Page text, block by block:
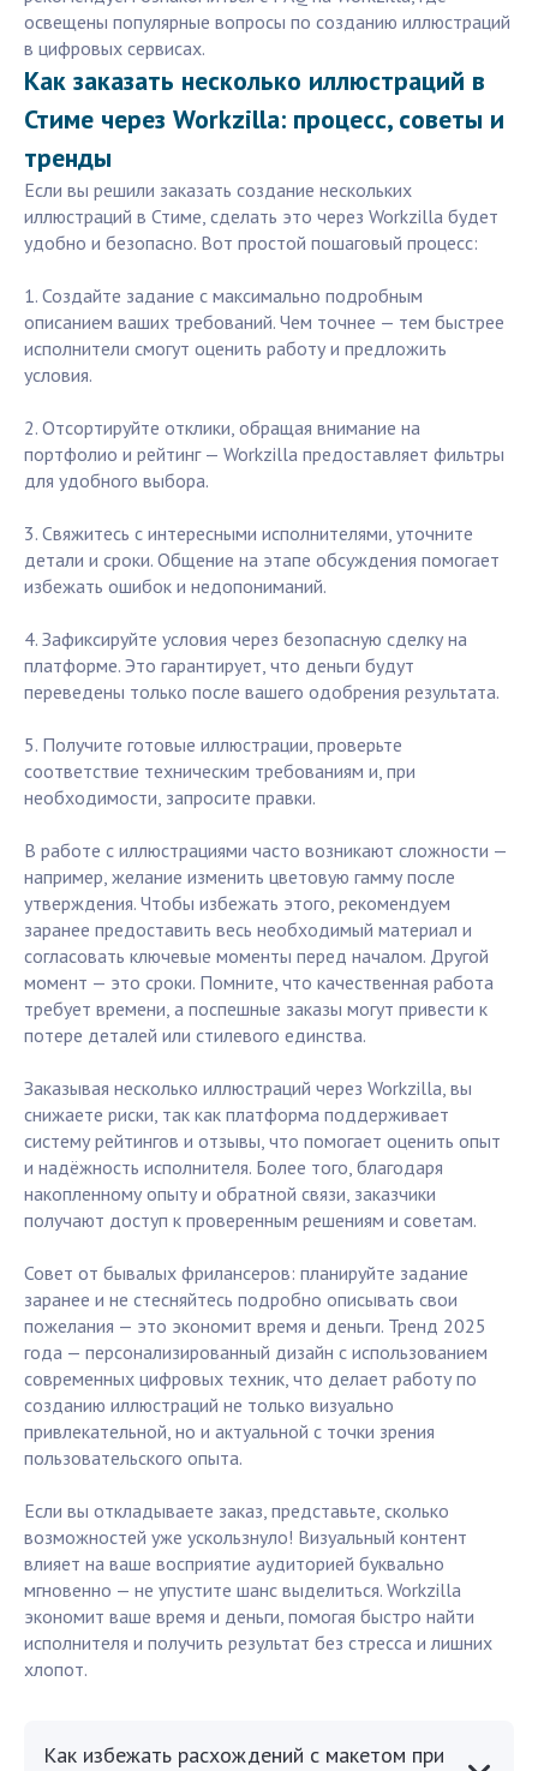
освещены популярные вопросы по созданию иллюстраций
в цифровых сервисах.
Как заказать несколько иллюстраций в
Стиме через Workzilla: процесс, советы и
тренды
Если вы решили заказать создание нескольких
иллюстраций в Стиме, сделать это через Workzilla будет
удобно и безопасно. Вот простой пошаговый процесс:
1. Создайте задание с максимально подробным
описанием ваших требований. Чем точнее — тем быстрее
исполнители смогут оценить работу и предложить
условия.
2. Отсортируйте отклики, обращая внимание на
портфолио и рейтинг — Workzilla предоставляет фильтры
для удобного выбора.
3. Свяжитесь с интересными исполнителями, уточните
детали и сроки. Общение на этапе обсуждения помогает
избежать ошибок и недопониманий.
4. Зафиксируйте условия через безопасную сделку на
платформе. Это гарантирует, что деньги будут
переведены только после вашего одобрения результата.
5. Получите готовые иллюстрации, проверьте
соответствие техническим требованиям и, при
необходимости, запросите правки.
В работе с иллюстрациями часто возникают сложности —
например, желание изменить цветовую гамму после
утверждения. Чтобы избежать этого, рекомендуем
заранее предоставить весь необходимый материал и
согласовать ключевые моменты перед началом. Другой
момент — это сроки. Помните, что качественная работа
требует времени, а поспешные заказы могут привести к
потере деталей или стилевого единства.
Заказывая несколько иллюстраций через Workzilla, вы
снижаете риски, так как платформа поддерживает
систему рейтингов и отзывы, что помогает оценить опыт
и надёжность исполнителя. Более того, благодаря
накопленному опыту и обратной связи, заказчики
получают доступ к проверенным решениям и советам.
Совет от бывалых фрилансеров: планируйте задание
заранее и не стесняйтесь подробно описывать свои
пожелания — это экономит время и деньги. Тренд 2025
года — персонализированный дизайн с использованием
современных цифровых техник, что делает работу по
созданию иллюстраций не только визуально
привлекательной, но и актуальной с точки зрения
пользовательского опыта.
Если вы откладываете заказ, представьте, сколько
возможностей уже ускользнуло! Визуальный контент
влияет на ваше восприятие аудиторией буквально
мгновенно — не упустите шанс выделиться. Workzilla
экономит ваше время и деньги, помогая быстро найти
исполнителя и получить результат без стресса и лишних
хлопот.
Как избежать расхождений с макетом при